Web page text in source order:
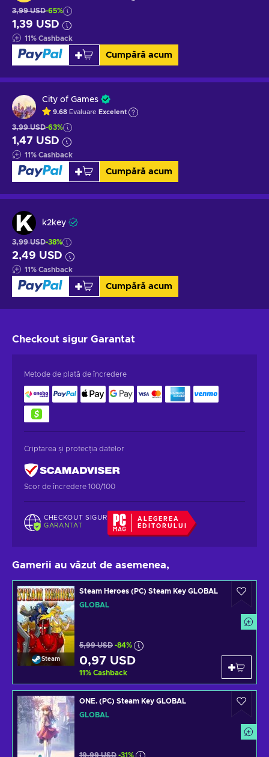
3,99 USD-65%
1,39 USD
11% Cashback
Cumpără acum
City of Games
9.68 Evaluare Excelent
3,99 USD-63%
1,47 USD
11% Cashback
Cumpără acum
k2key
3,99 USD-38%
2,49 USD
11% Cashback
Cumpără acum
Checkout sigur Garantat
Metode de plată de încredere
Criptarea și protecția datelor
Scor de încredere 100/100
CHECKOUT SIGUR
GARANTAT
ALEGEREA
EDITORULUI
Gamerii au văzut de asemenea,
Steam
Steam Heroes (PC) Steam Key GLOBAL
GLOBAL
5,99 USD -84%
0,97 USD
11% Cashback
ONE. (PC) Steam Key GLOBAL
GLOBAL
19,99 USD -31%